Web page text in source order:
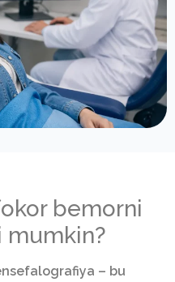
bemorni
mumkin?
– bu